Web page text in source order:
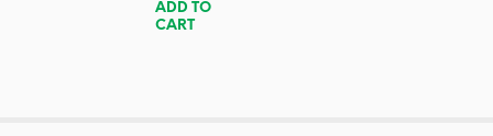
ADD TO
CART